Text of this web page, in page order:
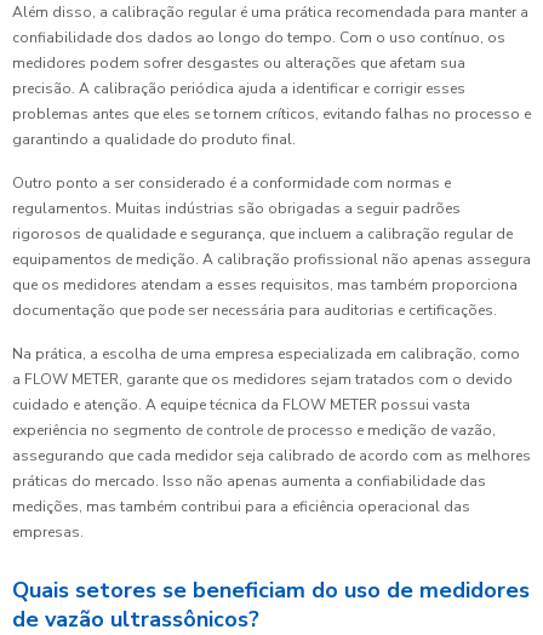
Além disso, a calibração regular é uma prática recomendada para manter a
confiabilidade dos dados ao longo do tempo. Com o uso contínuo, os
medidores podem sofrer desgastes ou alterações que afetam sua
precisão. A calibração periódica ajuda a identificar e corrigir esses
problemas antes que eles se tornem críticos, evitando falhas no processo e
garantindo a qualidade do produto final.
Outro ponto a ser considerado é a conformidade com normas e
regulamentos. Muitas indústrias são obrigadas a seguir padrões
rigorosos de qualidade e segurança, que incluem a calibração regular de
equipamentos de medição. A calibração profissional não apenas assegura
que os medidores atendam a esses requisitos, mas também proporciona
documentação que pode ser necessária para auditorias e certificações.
Na prática, a escolha de uma empresa especializada em calibração, como
a FLOW METER, garante que os medidores sejam tratados com o devido
cuidado e atenção. A equipe técnica da FLOW METER possui vasta
experiência no segmento de controle de processo e medição de vazão,
assegurando que cada medidor seja calibrado de acordo com as melhores
práticas do mercado. Isso não apenas aumenta a confiabilidade das
medições, mas também contribui para a eficiência operacional das
empresas.
Quais setores se beneficiam do uso de medidores
de vazão ultrassônicos?